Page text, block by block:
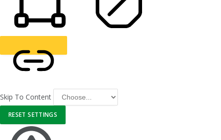
HIGHLIGHT CONTENT
HIGHLIGHT LINKS
Skip To Content
RESET SETTINGS